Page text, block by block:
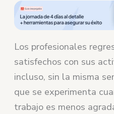
Los profesionales
satisfechos con sus
incluso, sin la misma
que se experimenta
trabajo es menos